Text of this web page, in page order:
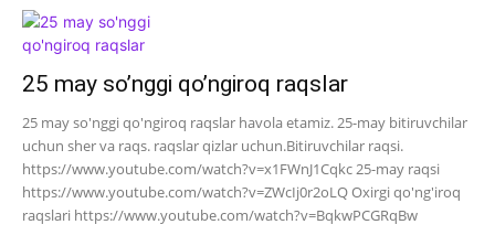
25 may so’nggi qo’ngiroq raqslar
25 may so'nggi qo'ngiroq raqslar havola etamiz. 25-may bitiruvchilar
uchun sher va raqs. raqslar qizlar uchun.Bitiruvchilar raqsi.
https://www.youtube.com/watch?v=x1FWnJ1Cqkc 25-may raqsi
https://www.youtube.com/watch?v=ZWcIj0r2oLQ Oxirgi qo'ng'iroq
raqslari https://www.youtube.com/watch?v=BqkwPCGRqBw